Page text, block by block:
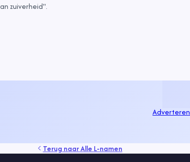
zuiverheid".
Adverteren
Terug naarAlle L-namen